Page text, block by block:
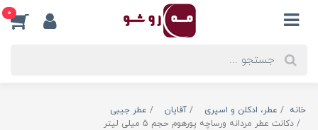
0
خانه عطر، ادکلن و اسپری آقایان
عطر جیبی
دکانت عطر مردانه ورساچه پورهوم حجم 5 میلی لیتر